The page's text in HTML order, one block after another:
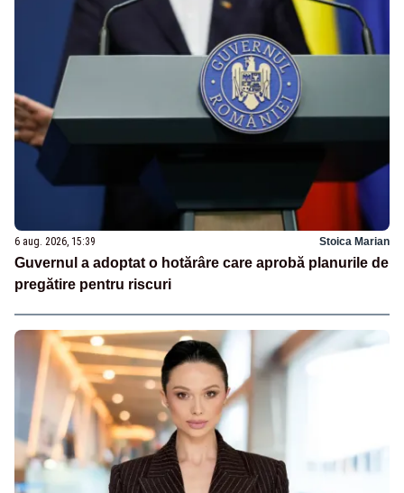
6 aug. 2026, 15:39 Stoica Marian
Guvernul a adoptat o hotărâre care aprobă planurile de
pregătire pentru riscuri